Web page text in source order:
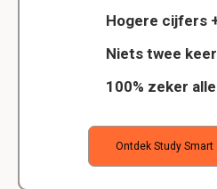
Hogere cijfers
Niets twee
100% zeker
Ontdek Study Smart